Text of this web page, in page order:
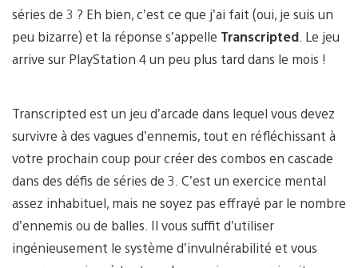
séries de 3 ? Eh bien, c’est ce que j’ai fait (oui, je suis un
peu bizarre) et la réponse s’appelle Transcripted . Le jeu
arrive sur PlayStation 4 un peu plus tard dans le mois !
Transcripted est un jeu d’arcade dans lequel vous devez
survivre à des vagues d’ennemis, tout en réfléchissant à
votre prochain coup pour créer des combos en cascade
dans des défis de séries de 3. C’est un exercice mental
assez inhabituel, mais ne soyez pas effrayé par le nombre
d’ennemis ou de balles. Il vous suffit d’utiliser
ingénieusement le système d’invulnérabilité et vous